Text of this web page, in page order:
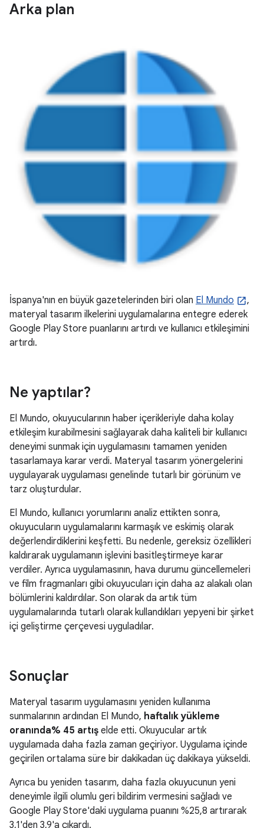
Arka plan
İspanya'nın en büyük gazetelerinden biri olan El Mundo
,
materyal tasarım ilkelerini uygulamalarına entegre ederek
Google Play Store puanlarını artırdı ve kullanıcı etkileşimini
artırdı.
Ne yaptılar?
El Mundo, okuyucularının haber içerikleriyle daha kolay
etkileşim kurabilmesini sağlayarak daha kaliteli bir kullanıcı
deneyimi sunmak için uygulamasını tamamen yeniden
tasarlamaya karar verdi. Materyal tasarım yönergelerini
uygulayarak uygulaması genelinde tutarlı bir görünüm ve
tarz oluşturdular.
El Mundo, kullanıcı yorumlarını analiz ettikten sonra,
okuyucuların uygulamalarını karmaşık ve eskimiş olarak
değerlendirdiklerini keşfetti. Bu nedenle, gereksiz özellikleri
kaldırarak uygulamanın işlevini basitleştirmeye karar
verdiler. Ayrıca uygulamasının, hava durumu güncellemeleri
ve film fragmanları gibi okuyucuları için daha az alakalı olan
bölümlerini kaldırdılar. Son olarak da artık tüm
uygulamalarında tutarlı olarak kullandıkları yepyeni bir şirket
içi geliştirme çerçevesi uyguladılar.
Sonuçlar
Materyal tasarım uygulamasını yeniden kullanıma
sunmalarının ardından El Mundo, haftalık yükleme
oranında% 45 artış elde etti. Okuyucular artık
uygulamada daha fazla zaman geçiriyor. Uygulama içinde
geçirilen ortalama süre bir dakikadan üç dakikaya yükseldi.
Ayrıca bu yeniden tasarım, daha fazla okuyucunun yeni
deneyimle ilgili olumlu geri bildirim vermesini sağladı ve
Google Play Store'daki uygulama puanını %25,8 artırarak
3,1'den 3,9'a çıkardı.